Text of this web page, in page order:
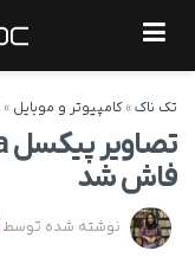
تک ناک»کامپیوتر و موبایل »
فاش شد
نوشته شده توسط